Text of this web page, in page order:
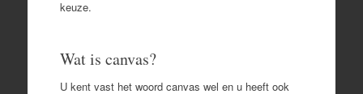
keuze.
Wat is canvas?
U kent vast het woord canvas wel en u heeft ook